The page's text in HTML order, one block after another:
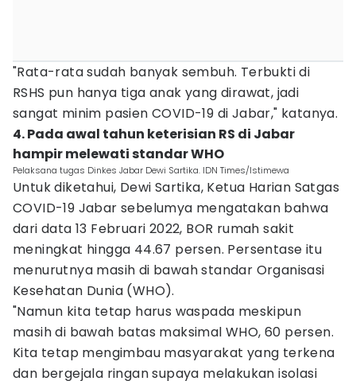
"Rata-rata sudah banyak sembuh. Terbukti di
RSHS pun hanya tiga anak yang dirawat, jadi
sangat minim pasien COVID-19 di Jabar," katanya.
4. Pada awal tahun keterisian RS di Jabar
hampir melewati standar WHO
Pelaksana tugas Dinkes Jabar Dewi Sartika. IDN Times/Istimewa
Untuk diketahui, Dewi Sartika, Ketua Harian Satgas
COVID-19 Jabar sebelumya mengatakan bahwa
dari data 13 Februari 2022, BOR rumah sakit
meningkat hingga 44.67 persen. Persentase itu
menurutnya masih di bawah standar Organisasi
Kesehatan Dunia (WHO).
"Namun kita tetap harus waspada meskipun
masih di bawah batas maksimal WHO, 60 persen.
Kita tetap mengimbau masyarakat yang terkena
dan bergejala ringan supaya melakukan isolasi